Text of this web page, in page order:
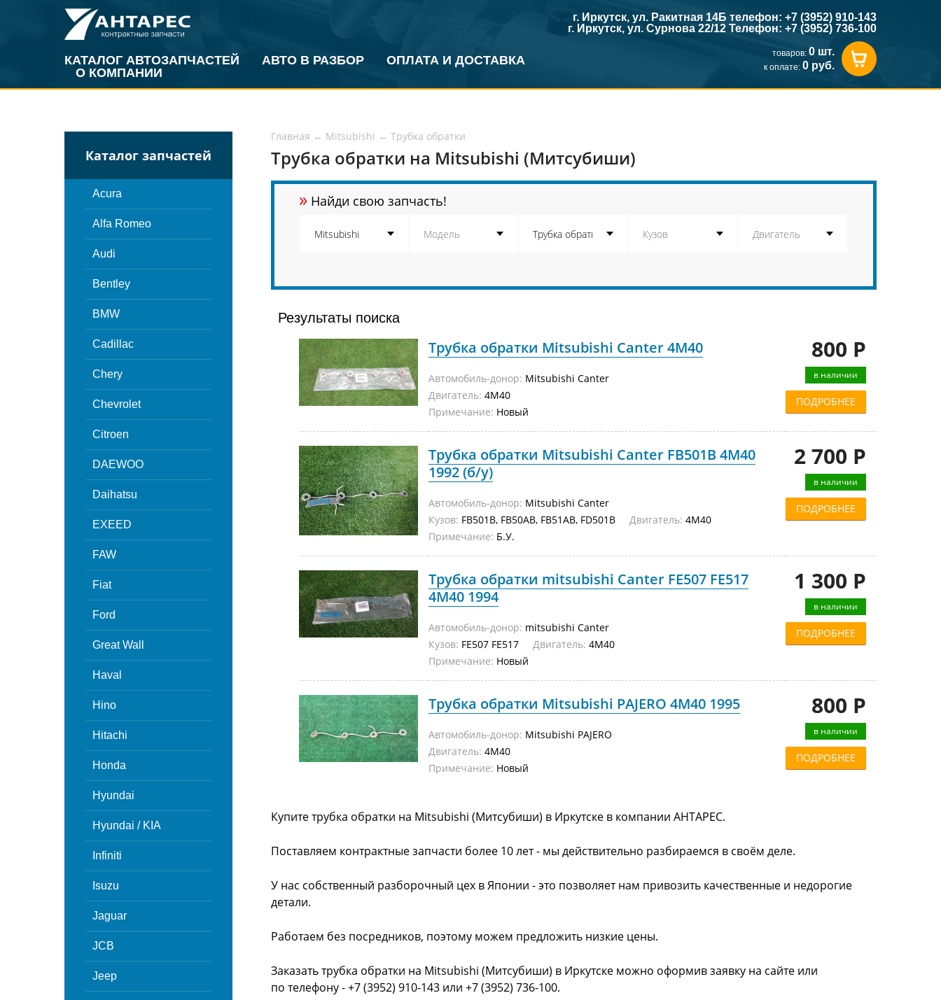
КАТАЛОГ АВТОЗАПЧАСТЕЙ АВТО В РАЗБОР
ОПЛАТА И ДОСТАВКА
О КОМПАНИИ
г. Иркутск, ул. Ракитная 14Б телефон: +7 (3952) 910-143
г. Иркутск, ул. Сурнова 22/12 Телефон: +7 (3952) 736-100
товаров: 0 шт.
к оплате: 0 руб.
Каталог запчастей
Acura
Alfa Romeo
Audi
Bentley
BMW
Cadillac
Chery
Chevrolet
Citroen
DAEWOO
Daihatsu
EXEED
FAW
Fiat
Ford
Great Wall
Haval
Hino
Hitachi
Honda
Hyundai
Hyundai / KIA
Infiniti
Isuzu
Jaguar
JCB
Jeep
Главная ← Mitsubishi ← Трубка обратки
Трубка обратки на Mitsubishi (Митсубиши)
» Найди свою запчасть!
Результаты поиска
Трубка обратки Mitsubishi Canter 4M40
Автомобиль-донор: Mitsubishi Canter
Двигатель: 4M40
Примечание: Новый
800 Р
в наличии
ПОДРОБНЕЕ
Трубка обратки Mitsubishi Canter FB501B 4M40
1992 (б/у)
Автомобиль-донор: Mitsubishi Canter
Кузов: FB501B, FB50AB, FB51AB, FD501B Двигатель: 4M40
Примечание: Б.У.
2 700 Р
в наличии
ПОДРОБНЕЕ
Трубка обратки mitsubishi Canter FE507 FE517
4M40 1994
Автомобиль-донор: mitsubishi Canter
Кузов: FE507 FE517 Двигатель: 4M40
Примечание: Новый
1 300 Р
в наличии
ПОДРОБНЕЕ
Трубка обратки Mitsubishi PAJERO 4M40 1995
Автомобиль-донор: Mitsubishi PAJERO
Двигатель: 4M40
Примечание: Новый
800 Р
в наличии
ПОДРОБНЕЕ
Купите трубка обратки на Mitsubishi (Митсубиши) в Иркутске в компании АНТАРЕС.
Поставляем контрактные запчасти более 10 лет - мы действительно разбираемся в своём деле.
У нас собственный разборочный цех в Японии - это позволяет нам привозить качественные и недорогие
детали.
Работаем без посредников, поэтому можем предложить низкие цены.
Заказать трубка обратки на Mitsubishi (Митсубиши) в Иркутске можно оформив заявку на сайте или
по телефону - +7 (3952) 910-143 или +7 (3952) 736-100.